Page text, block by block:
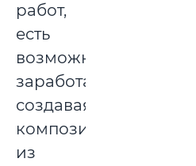
работ,
есть
возможность
заработать,
создавая
композиции
из